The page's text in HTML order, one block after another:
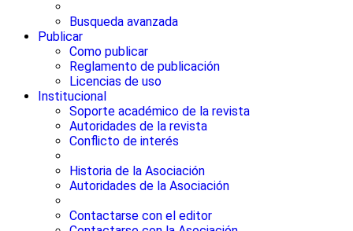
Busqueda avanzada
Publicar
Como publicar
Reglamento de publicación
Licencias de uso
Institucional
Soporte académico de la revista
Autoridades de la revista
Conflicto de interés
Historia de la Asociación
Autoridades de la Asociación
Contactarse con el editor